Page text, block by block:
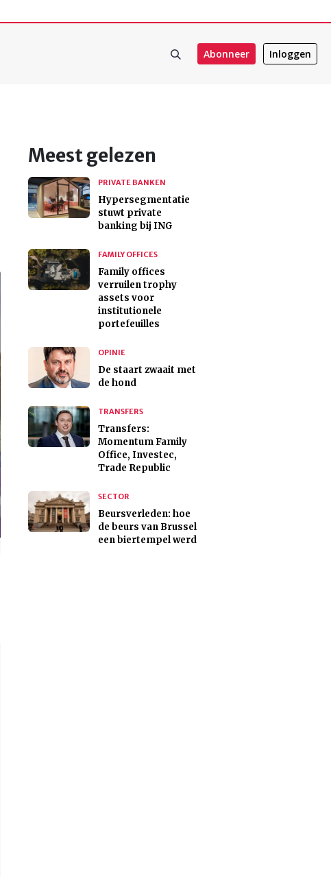
Abonneer Inloggen
Meest gelezen
PRIVATE BANKEN
Hypersegmentatie
stuwt private
banking bij ING
FAMILY OFFICES
Family offices
verruilen trophy
assets voor
institutionele
portefeuilles
OPINIE
De staart zwaait met
de hond
TRANSFERS
Transfers:
Momentum Family
Office, Investec,
Trade Republic
SECTOR
Beursverleden: hoe
de beurs van Brussel
een biertempel werd